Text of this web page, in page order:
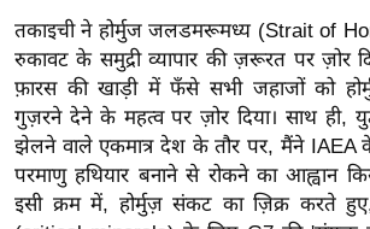
ई
-
पे
प
र
मि
तकाइची ने होर्मुज जलडमरूमध्य (Strait of
रुकावट के समुद्री व्यापार की ज़रूरत पर ज़ोर
फ़ारस की खाड़ी में फँसे सभी जहाजों को
गुज़रने देने के महत्व पर ज़ोर दिया। साथ ही,
झेलने वाले एकमात्र देश के तौर पर, मैंने IAEA
परमाणु हथियार बनाने से रोकने का आह्वान
इसी क्रम में, होर्मुज़ संकट का ज़िक्र करते